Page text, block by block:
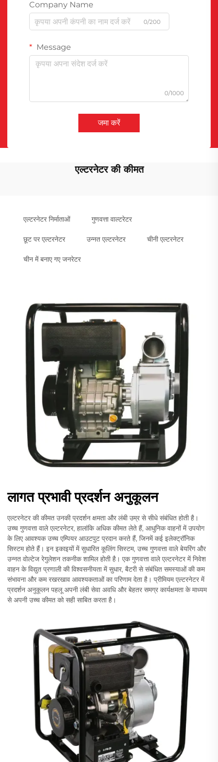
Company Name
0/200
Message
0/1000
जमा करें
एल्टरनेटर की कीमत
एल्टरनेटर निर्माताओं गुणवत्ता वाल्टरेटर
छूट पर एल्टरनेटर उन्नत एल्टरनेटर चीनी एल्टरनेटर
चीन में बनाए गए जनरेटर
लागत प्रभावी प्रदर्शन अनुकूलन
एल्टरनेटर की कीमत उनकी प्रदर्शन क्षमता और लंबी उम्र से सीधे संबंधित होती है।
उच्च गुणवत्ता वाले एल्टरनेटर, हालांकि अधिक कीमत लेते हैं, आधुनिक वाहनों में उपयोग
के लिए आवश्यक उच्च एम्पियर आउटपुट प्रदान करते हैं, जिनमें कई इलेक्ट्रॉनिक
सिस्टम होते हैं। इन इकाइयों में सुधारित कूलिंग सिस्टम, उच्च गुणवत्ता वाले बेयरिंग और
उन्नत वोल्टेज रेगुलेशन तकनीक शामिल होती है। एक गुणवत्ता वाले एल्टरनेटर में निवेश
वाहन के विद्युत प्रणाली की विश्वसनीयता में सुधार, बैटरी से संबंधित समस्याओं की कम
संभावना और कम रखरखाव आवश्यकताओं का परिणाम देता है। प्रीमियम एल्टरनेटर में
प्रदर्शन अनुकूलन पहलू अपनी लंबी सेवा अवधि और बेहतर समग्र कार्यक्षमता के माध्यम
से अपनी उच्च कीमत को सही साबित करता है।